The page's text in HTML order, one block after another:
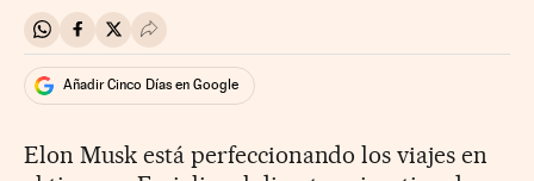
Compartir en Whatsapp
Compartir en Facebook
Compartir en Twitter
Desplegar Redes Sociales
Añadir Cinco Días en Google
Elon Musk está perfeccionando los viajes en